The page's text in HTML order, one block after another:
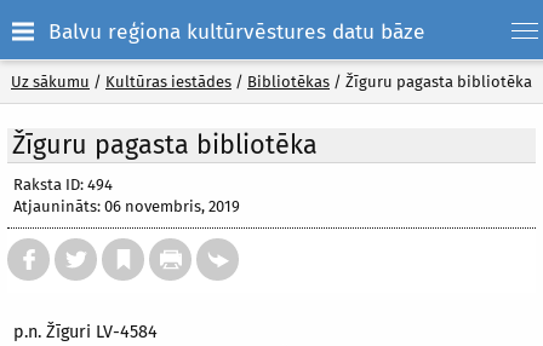
Balvu reģiona kultūrvēstures datu bāze
Uz sākumu / Kultūras iestādes / Bibliotēkas / Žīguru pagasta bibliotēka
Žīguru pagasta bibliotēka
Raksta ID: 494
Atjaunināts: 06 novembris, 2019
p.n. Žīguri LV-4584